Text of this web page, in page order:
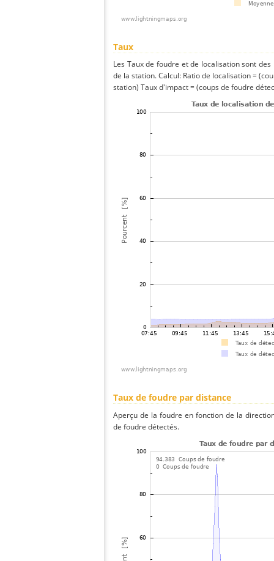
Taux
Les Taux de foudre et de localisation sont
de la station. Calcul: Ratio de localisation =
station) Taux d'impact = (coups de foudre
Taux de foudre par distance
Aperçu de la foudre en fonction de la
de foudre détectés.